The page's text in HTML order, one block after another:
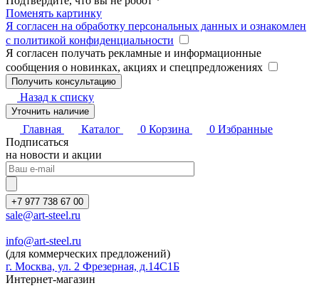
Поменять картинку
Я согласен на обработку персональных данных и ознакомлен
с политикой конфиденциальности
Я согласен получать рекламные и информационные
сообщения о новинках, акциях и спецпредложениях
Назад к списку
Уточнить наличие
Главная Каталог 0 Корзина 0 Избранные
Подписаться
на новости и акции
+7 977 738 67 00
sale@art-steel.ru
info@art-steel.ru
(для коммерческих предложений)
г. Москва, ул. 2 Фрезерная, д.14С1Б
Интернет-магазин